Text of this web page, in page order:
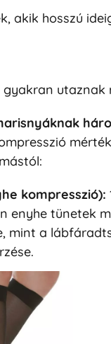
akik hosszú
gyakran utaznak
kompresszió):
enyhe tünetek
mint a